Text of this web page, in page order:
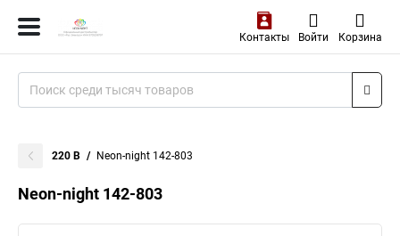
Контакты Войти Корзина
220 В Neon-night 142-803
Neon-night 142-803